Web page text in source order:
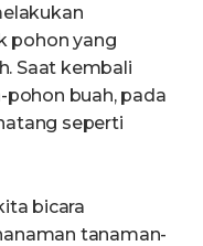
pohon yang
Saat kembali
buah, pada
seperti
bicara
tanaman-